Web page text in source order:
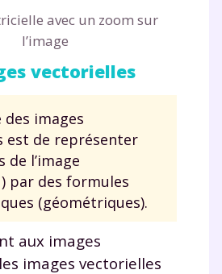
avec un zoom sur
l’image
vectorielles
images
est de représenter
de l’image
par des formules
(géométriques).
aux images
images vectorielles